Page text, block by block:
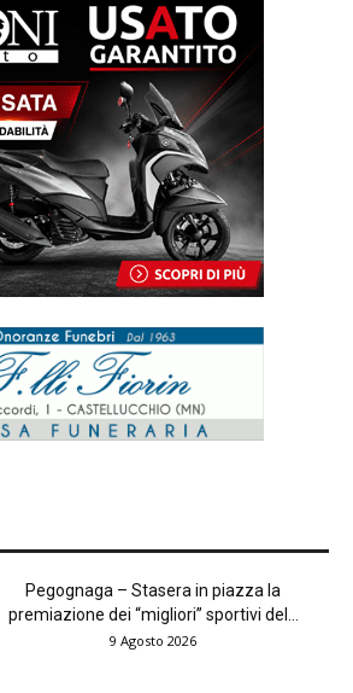
Pegognaga – Stasera in piazza la
premiazione dei “migliori” sportivi del...
9 Agosto 2026